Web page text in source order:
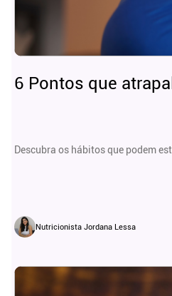
6 Pontos que
Descubra os hábitos que podem
Nutricionista Jordana Lessa